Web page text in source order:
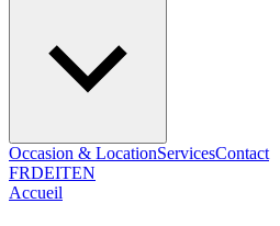
Occasion & LocationServicesContact
FRDEITEN
Accueil